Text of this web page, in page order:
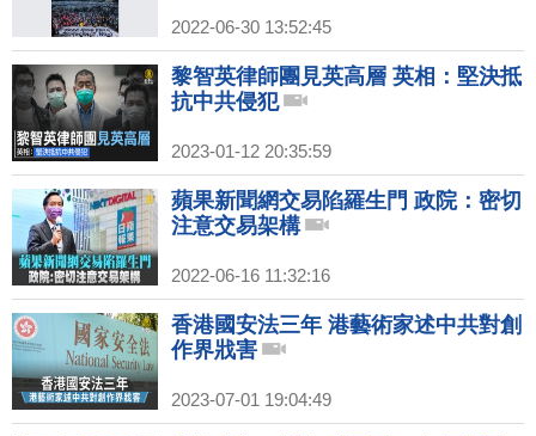
2022-06-30 13:52:45
黎智英律師團見英高層 英相：堅決抵
抗中共侵犯
2023-01-12 20:35:59
蘋果新聞網交易陷羅生門 政院：密切
注意交易架構
2022-06-16 11:32:16
香港國安法三年 港藝術家述中共對創
作界戕害
2023-07-01 19:04:49